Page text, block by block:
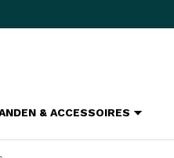
& ACCESSOIRES